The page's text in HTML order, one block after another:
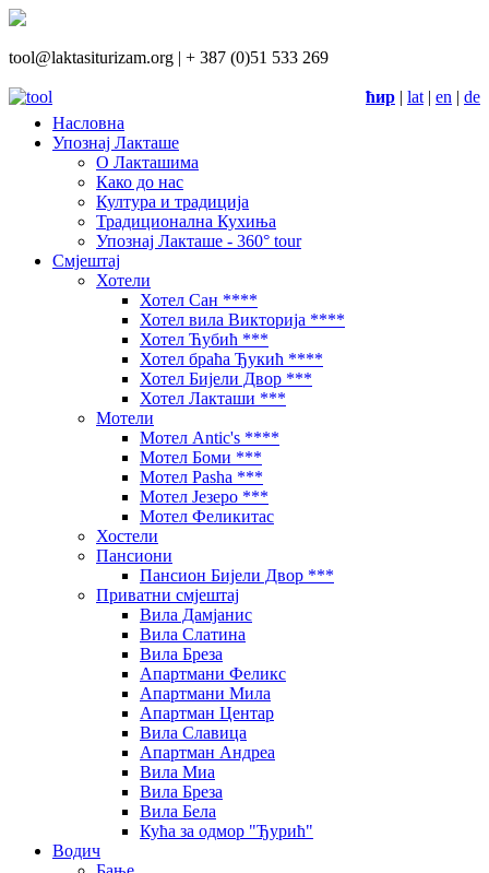
tool@laktasiturizam.org | + 387 (0)51 533 269
ћир | lat | en | de
Насловна
Упознај Лакташе
О Лакташима
Како до нас
Култура и традиција
Традиционална Кухиња
Упознај Лакташе - 360° tour
Смјештај
Хотели
Хотел Сан ****
Хотел вила Викторија ****
Хотел Ћубић ***
Хотел браћа Ђукић ****
Хотел Бијели Двор ***
Хотел Лакташи ***
Мотели
Мотел Antic's ****
Мотел Боми ***
Мотел Pasha ***
Мотел Језеро ***
Мотел Феликитас
Хостели
Пансиони
Пансион Бијели Двор ***
Приватни смјештај
Вила Дамјанис
Вила Слатина
Вила Бреза
Апартмани Феликс
Апартмани Мила
Апартман Центар
Вила Славица
Апартман Андреа
Вила Миа
Вила Бреза
Вила Бела
Кућа за одмор "Ђурић"
Водич